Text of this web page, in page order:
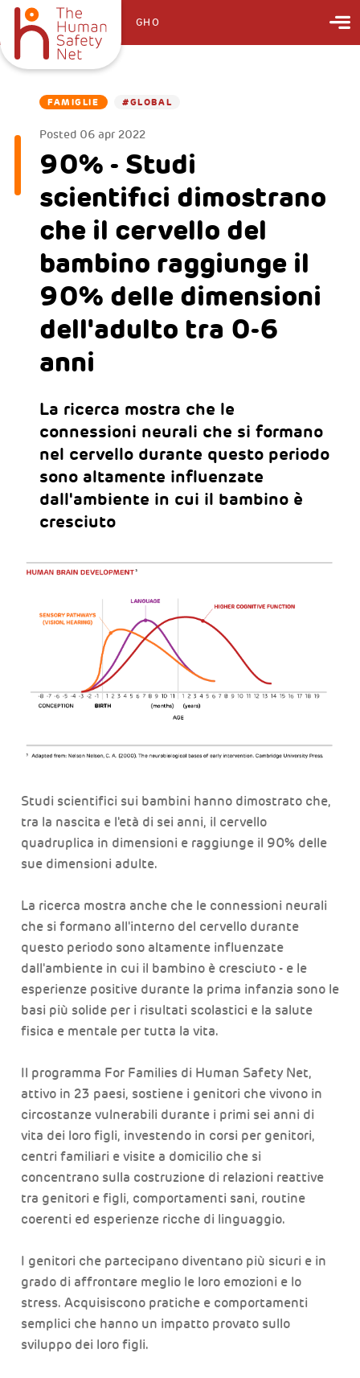
GHO
FAMIGLIE #GLOBAL
Posted 06 apr 2022
90% - Studi
scientifici dimostrano
che il cervello del
bambino raggiunge il
90% delle dimensioni
dell'adulto tra 0-6
anni
La ricerca mostra che le
connessioni neurali che si formano
nel cervello durante questo periodo
sono altamente influenzate
dall'ambiente in cui il bambino è
cresciuto
Studi scientifici sui bambini hanno dimostrato che,
tra la nascita e l'età di sei anni, il cervello
quadruplica in dimensioni e raggiunge il 90% delle
sue dimensioni adulte.
La ricerca mostra anche che le connessioni neurali
che si formano all'interno del cervello durante
questo periodo sono altamente influenzate
dall'ambiente in cui il bambino è cresciuto - e le
esperienze positive durante la prima infanzia sono le
basi più solide per i risultati scolastici e la salute
fisica e mentale per tutta la vita.
Il programma For Families di Human Safety Net,
attivo in 23 paesi, sostiene i genitori che vivono in
circostanze vulnerabili durante i primi sei anni di
vita dei loro figli, investendo in corsi per genitori,
centri familiari e visite a domicilio che si
concentrano sulla costruzione di relazioni reattive
tra genitori e figli, comportamenti sani, routine
coerenti ed esperienze ricche di linguaggio.
I genitori che partecipano diventano più sicuri e in
grado di affrontare meglio le loro emozioni e lo
stress. Acquisiscono pratiche e comportamenti
semplici che hanno un impatto provato sullo
sviluppo dei loro figli.